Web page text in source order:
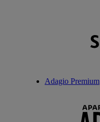
Adagio Premium